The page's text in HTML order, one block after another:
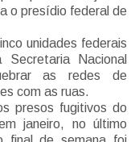
o presídio federal de
unidades federais
Nacional
as redes de
com as ruas.
presos fugitivos do
janeiro, no último